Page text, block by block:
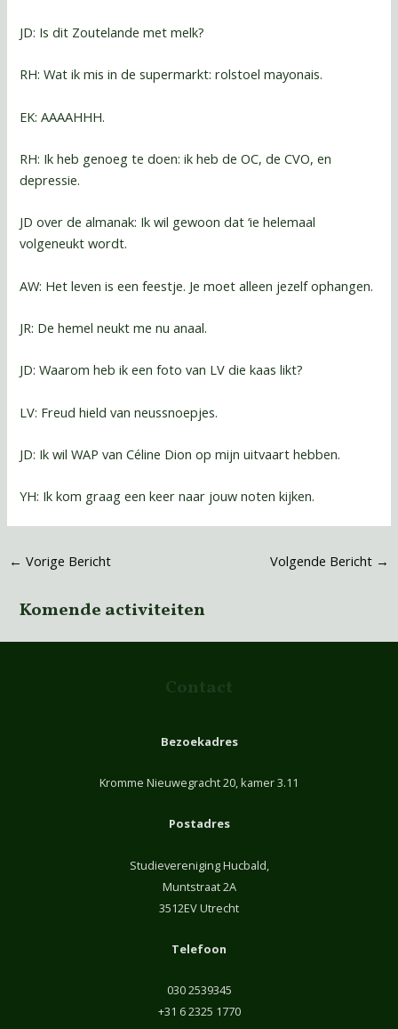
JD: Is dit Zoutelande met melk?
RH: Wat ik mis in de supermarkt: rolstoel mayonais.
EK: AAAAHHH.
RH: Ik heb genoeg te doen: ik heb de OC, de CVO, en
depressie.
JD over de almanak: Ik wil gewoon dat ‘ie helemaal
volgeneukt wordt.
AW: Het leven is een feestje. Je moet alleen jezelf ophangen.
JR: De hemel neukt me nu anaal.
JD: Waarom heb ik een foto van LV die kaas likt?
LV: Freud hield van neussnoepjes.
JD: Ik wil WAP van Céline Dion op mijn uitvaart hebben.
YH: Ik kom graag een keer naar jouw noten kijken.
← Vorige Bericht Volgende Bericht →
Komende activiteiten
Contact
Bezoekadres
Kromme Nieuwegracht 20, kamer 3.11
Postadres
Studievereniging Hucbald,
Muntstraat 2A
3512EV Utrecht
Telefoon
030 2539345
+31 6 2325 1770